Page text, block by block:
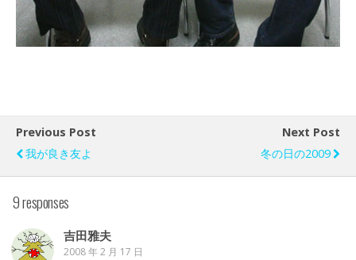
Previous Post
我が良き友よ
Next Post
冬の日の2009
9 responses
吉田雅夫
2008 年 2 月 17 日